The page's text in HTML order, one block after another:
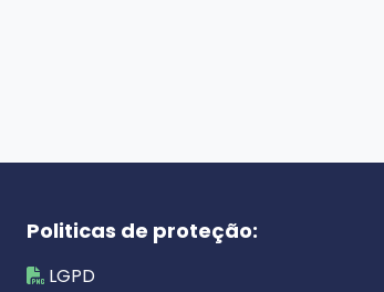
Politicas de proteção:
LGPD